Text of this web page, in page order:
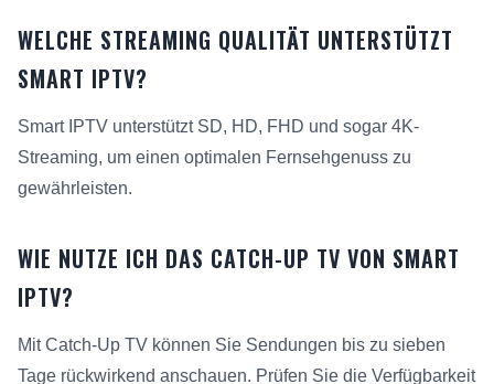
WELCHE STREAMING QUALITÄT UNTERSTÜTZT
SMART IPTV?
Smart IPTV unterstützt SD, HD, FHD und sogar 4K-
Streaming, um einen optimalen Fernsehgenuss zu
gewährleisten.
WIE NUTZE ICH DAS CATCH-UP TV VON SMART
IPTV?
Mit Catch-Up TV können Sie Sendungen bis zu sieben
Tage rückwirkend anschauen. Prüfen Sie die Verfügbarkeit